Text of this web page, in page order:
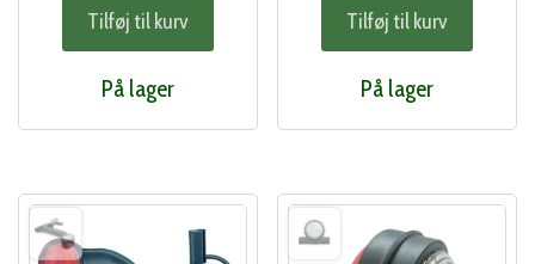
Tilføj til kurv
På lager
Tilføj til kurv
På lager